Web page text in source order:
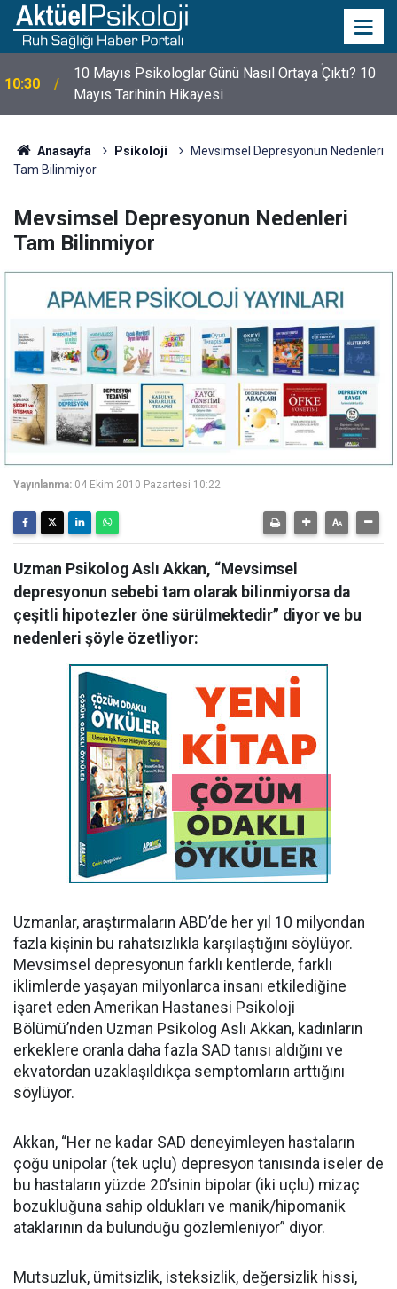
10:30
10 Mayıs Psikologlar Günü Nasıl Ortaya Çıktı? 10
Mayıs Tarihinin Hikayesi
Anasayfa Psikoloji
Mevsimsel Depresyonun Nedenleri
Tam Bilinmiyor
Mevsimsel Depresyonun Nedenleri
Tam Bilinmiyor
Yayınlanma: 04 Ekim 2010 Pazartesi 10:22
Uzman Psikolog Aslı Akkan, “Mevsimsel
depresyonun sebebi tam olarak bilinmiyorsa da
çeşitli hipotezler öne sürülmektedir” diyor ve bu
nedenleri şöyle özetliyor:
Uzmanlar, araştırmaların ABD’de her yıl 10 milyondan
fazla kişinin bu rahatsızlıkla karşılaştığını söylüyor.
Mevsimsel depresyonun farklı kentlerde, farklı
iklimlerde yaşayan milyonlarca insanı etkilediğine
işaret eden Amerikan Hastanesi Psikoloji
Bölümü’nden Uzman Psikolog Aslı Akkan, kadınların
erkeklere oranla daha fazla SAD tanısı aldığını ve
ekvatordan uzaklaşıldıkça semptomların arttığını
söylüyor.
Akkan, “Her ne kadar SAD deneyimleyen hastaların
çoğu unipolar (tek uçlu) depresyon tanısında iseler de
bu hastaların yüzde 20’sinin bipolar (iki uçlu) mizaç
bozukluğuna sahip oldukları ve manik/hipomanik
ataklarının da bulunduğu gözlemleniyor” diyor.
Mutsuzluk, ümitsizlik, isteksizlik, değersizlik hissi,